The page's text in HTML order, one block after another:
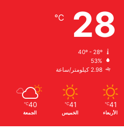
28
℃
53%
2.98 كيلومتر/ساعة
41
℃
الأربعاء
41
℃
الخميس
40
℃
الجمعة